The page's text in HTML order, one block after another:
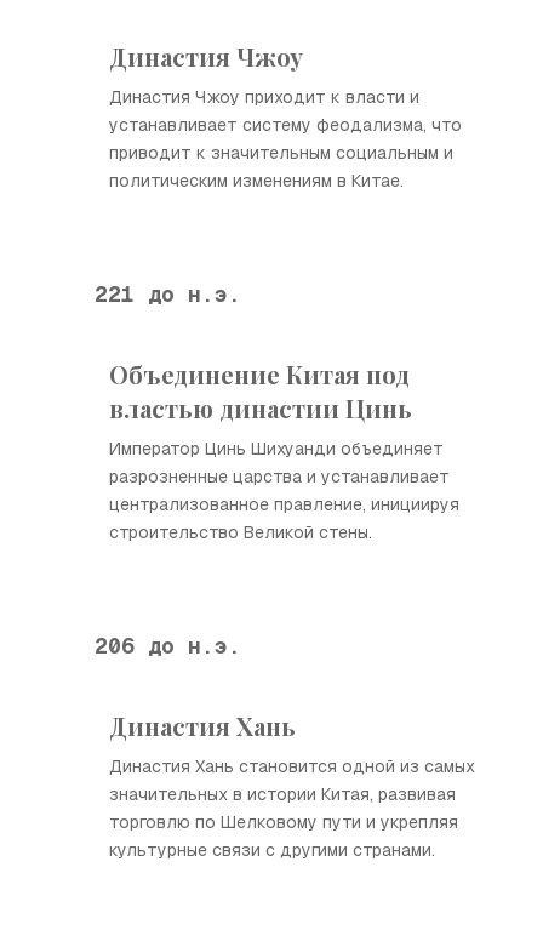
Династия Чжоу
Династия Чжоу приходит к власти и
устанавливает систему феодализма, что
приводит к значительным социальным и
политическим изменениям в Китае.
221 до н.э.
Объединение Китая под
властью династии Цинь
Император Цинь Шихуанди объединяет
разрозненные царства и устанавливает
централизованное правление, инициируя
строительство Великой стены.
206 до н.э.
Династия Хань
Династия Хань становится одной из самых
значительных в истории Китая, развивая
торговлю по Шелковому пути и укрепляя
культурные связи с другими странами.